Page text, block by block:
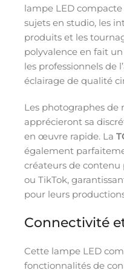
lampe LED compacte
sujets en studio, les
produits et les
polyvalence en fait
les professionnels de
éclairage de qualité
Les photographes de
apprécieront sa
en œuvre rapide. La
également
créateurs de contenu
ou TikTok,
pour leurs
Connectivité
Cette lampe LED
fonctionnalités de